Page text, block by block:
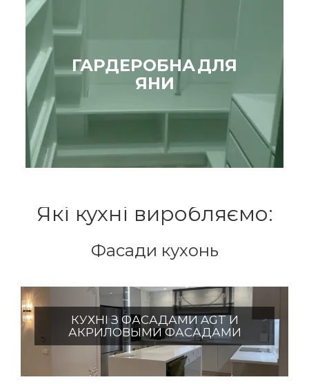
ГАРДЕРОБНА ДЛЯ
ЯНИ
Які кухні виробляємо:
Фасади кухонь
КУХНІ З ФАСАДАМИ AGT И
АКРИЛОВЫМИ ФАСАДАМИ